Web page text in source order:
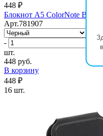
448 ₽
Блокнот A5 ColorNote Black
Арт.781907
-
шт.
448 руб.
В корзину
448 ₽
16 шт.